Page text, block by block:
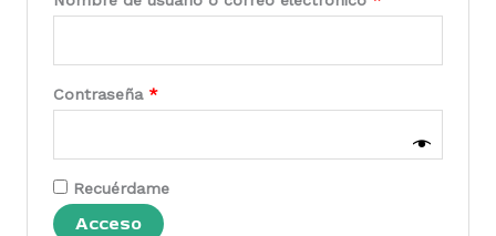
Contraseña *
Recuérdame
Acceso